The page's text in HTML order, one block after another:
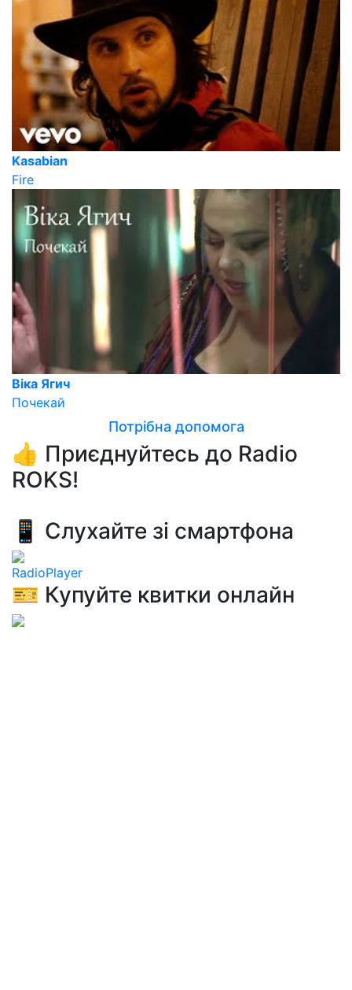
Kasabian
Fire
Віка Ягич
Почекай
Потрібна допомога
👍 Приєднуйтесь до Radio
ROKS!
📱 Слухайте зі смартфона
RadioPlayer
🎫 Купуйте квитки онлайн